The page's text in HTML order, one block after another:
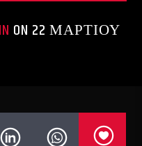
ON 22 ΜΑΡΤΊΟΥ